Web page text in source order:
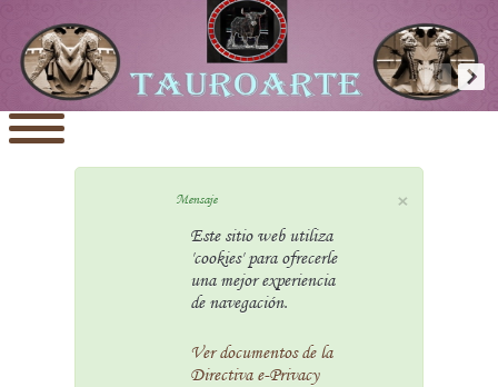
×
Mensaje
Este sitio web utiliza
'cookies' para ofrecerle
una mejor experiencia
de navegación.
Ver documentos de la
Directiva e-Privacy